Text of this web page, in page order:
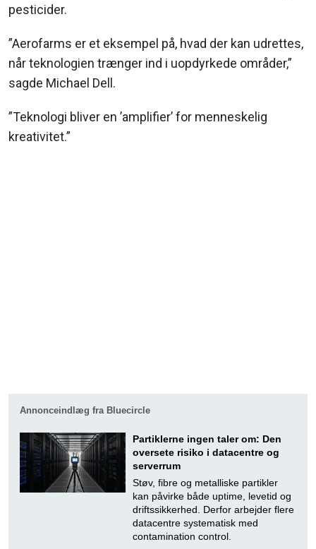
pesticider.
”Aerofarms er et eksempel på, hvad der kan udrettes,
når teknologien trænger ind i uopdyrkede områder,”
sagde Michael Dell.
”Teknologi bliver en ’amplifier’ for menneskelig
kreativitet.”
Annonceindlæg fra Bluecircle
Partiklerne ingen taler om: Den
oversete risiko i datacentre og
serverrum
Støv, fibre og metalliske partikler
kan påvirke både uptime, levetid og
driftssikkerhed. Derfor arbejder flere
datacentre systematisk med
contamination control.